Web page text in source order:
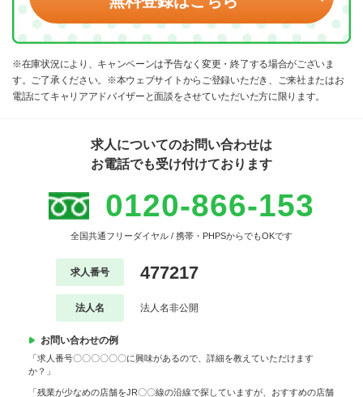
※在庫状況により、キャンペーンは予告なく変更・終了する場合がございま
す。ご了承ください。※本ウェブサイトからご登録いただき、ご来社またはお
電話にてキャリアアドバイザーと面談をさせていただいた方に限ります。
求人についてのお問い合わせは
お電話でも受け付けております
0120-866-153
全国共通フリーダイヤル / 携帯・PHPSからでもOKです
求人番号 477217
法人名 法人名非公開
お問い合わせの例
「求人番号〇〇〇〇〇〇に興味があるので、詳細を教えていただけます
か？」
「残業が少なめの店舗をJR〇〇線の沿線で探していますが、おすすめの店舗